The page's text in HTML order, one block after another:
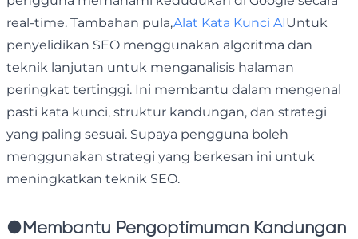
real-time. Tambahan pula,Alat Kata Kunci AIUntuk
penyelidikan SEO menggunakan algoritma dan
teknik lanjutan untuk menganalisis halaman
peringkat tertinggi. Ini membantu dalam mengenal
pasti kata kunci, struktur kandungan, dan strategi
yang paling sesuai. Supaya pengguna boleh
menggunakan strategi yang berkesan ini untuk
meningkatkan teknik SEO.
●Membantu Pengoptimuman Kandungan